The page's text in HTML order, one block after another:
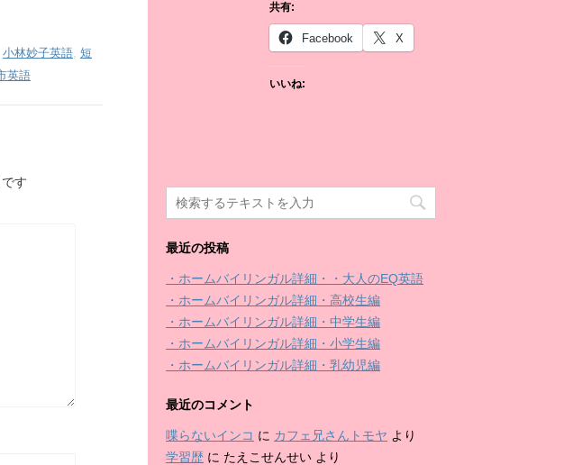
小林妙子英語, 短
英語
す
共有:
Facebook X
いいね:
最近の投稿
・ホームバイリンガル詳細・・大人のEQ英語
・ホームバイリンガル詳細・高校生編
・ホームバイリンガル詳細・中学生編
・ホームバイリンガル詳細・小学生編
・ホームバイリンガル詳細・乳幼児編
最近のコメント
喋らないインコ に カフェ兄さんトモヤ より
学習歴 に たえこせんせい より